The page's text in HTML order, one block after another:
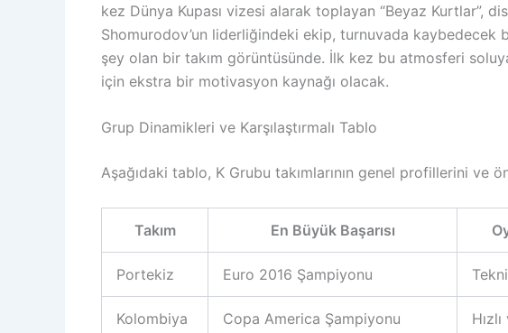
kez Dünya Kupası vizesi alarak toplayan “Beyaz Kurtlar”,
Shomurodov’un liderliğindeki ekip, turnuvada kaybedecek
şey olan bir takım görüntüsünde. İlk kez bu atmosferi
için ekstra bir motivasyon kaynağı olacak.
Grup Dinamikleri ve Karşılaştırmalı Tablo
Aşağıdaki tablo, K Grubu takımlarının genel profillerini ve
Takım En Büyük Başarısı
Portekiz Euro 2016 Şampiyonu
Kolombiya Copa America Şampiyonu